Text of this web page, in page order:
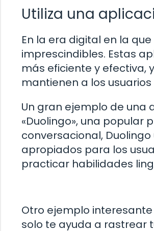
Utiliza una
En la era digital en la
imprescindibles. Estas
más eficiente y efectiva,
mantienen a los
Un gran ejemplo de una
«Duolingo», una
conversacional,
apropiados para los
practicar habilidades
Otro ejemplo interesante
solo te ayuda a rastrear